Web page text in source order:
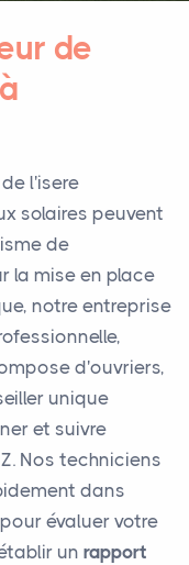
de
l'isere
solaires peuvent
de
la mise en place
notre entreprise
d'ouvriers,
unique
et suivre
Nos techniciens
dans
évaluer votre
un rapport